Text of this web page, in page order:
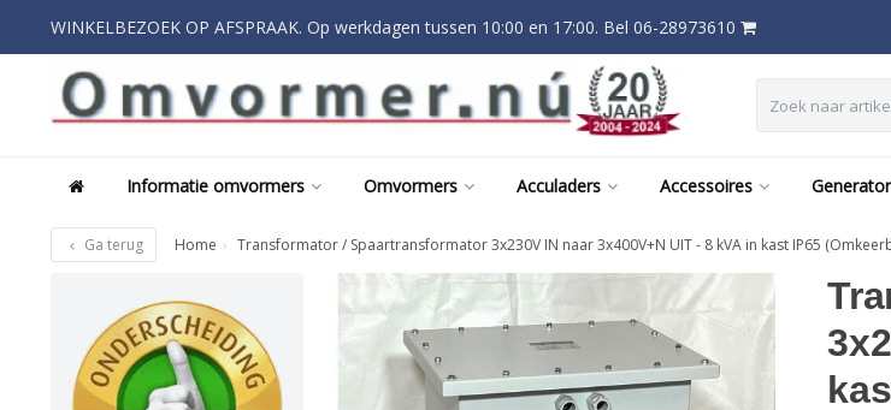
WINKELBEZOEK OP AFSPRAAK. Op werkdagen tussen 10:00 en 17:00. Bel 06-28973610
Informatie omvormers Omvormers Acculaders Accessoires Generator
Ga terug Home Transformator / Spaartransformator 3x230V IN naar 3x400V+N UIT - 8 kVA in kast IP65